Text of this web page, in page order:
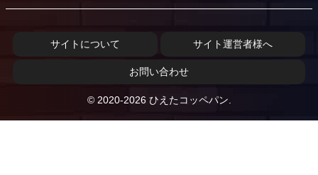
サイトについて サイト運営者様へ
お問い合わせ
© 2020-2026 ひえたコッペパン.